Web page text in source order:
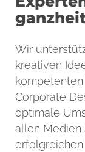
Wir
kreativen
kompetenten
Corporate
optimale
allen Medien
erfolgreichen